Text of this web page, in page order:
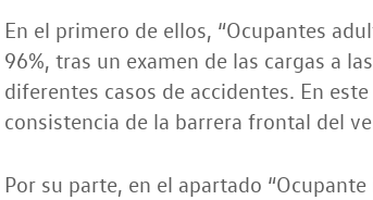
En el primero de ellos, “Ocupantes
96%, tras un examen de las cargas a
diferentes casos de accidentes. En
consistencia de la barrera frontal del
Por su parte, en el apartado